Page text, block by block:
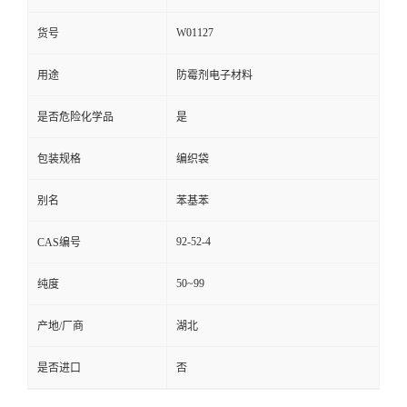
货号 W01127
用途 防霉剂电子材料
是否危险化学品 是
包装规格 编织袋
别名 苯基苯
CAS编号 92-52-4
纯度 50~99
产地/厂商 湖北
是否进口 否